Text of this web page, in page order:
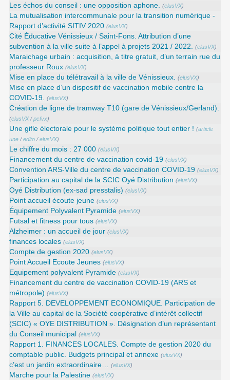
Les échos du conseil : une opposition aphone. (elusVX)
La mutualisation intercommunale pour la transition numérique -
Rapport d’activité SITIV 2020 (elusVX)
Cité Éducative Vénissieux / Saint-Fons. Attribution d’une
subvention à la ville suite à l’appel à projets 2021 / 2022. (elusVX)
Maraichage urbain : acquisition, à titre gratuit, d’un terrain rue du
professeur Roux (elusVX)
Mise en place du télétravail à la ville de Vénissieux. (elusVX)
Mise en place d’un dispositif de vaccination mobile contre la
COVID-19. (elusVX)
Création de ligne de tramway T10 (gare de Vénissieux/Gerland).
(elusVX/pcfvx)
Une gifle électorale pour le système politique tout entier ! (article
une /edito /elusVX)
Le chiffre du mois : 27 000 (elusVX)
Financement du centre de vaccination covid-19 (elusVX)
Convention ARS‑Ville du centre de vaccination COVID‑19 (elusVX)
Participation au capital de la SCIC Oyé Distribution (elusVX)
Oyé Distribution (ex-sad presstalis) (elusVX)
Point accueil écoute jeune (elusVX)
Équipement Polyvalent Pyramide (elusVX)
Futsal et fitness pour tous (elusVX)
Alzheimer : un accueil de jour (elusVX)
finances locales (elusVX)
Compte de gestion 2020 (elusVX)
Point Accueil Ecoute Jeunes (elusVX)
Equipement polyvalent Pyramide (elusVX)
Financement du centre de vaccination COVID-19 (ARS et
métropole) (elusVX)
Rapport 5. DEVELOPPEMENT ECONOMIQUE. Participation de
la Ville au capital de la Société coopérative d’intérêt collectif
(SCIC) « OYE DISTRIBUTION ». Désignation d’un représentant
du Conseil municipal
(elusVX)
Rapport 1. FINANCES LOCALES. Compte de gestion 2020 du
comptable public. Budgets principal et annexe (elusVX)
c’est un jardin extraordinaire… (elusVX)
Marche pour la Palestine (elusVX)